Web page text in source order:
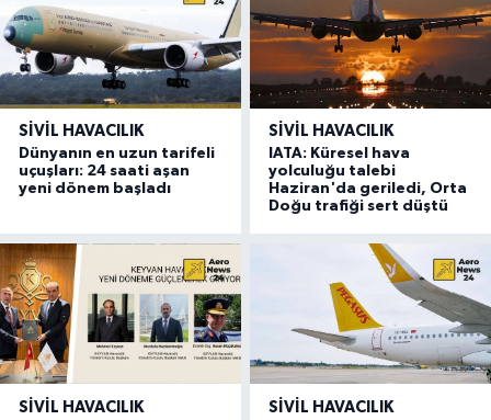
SIVIL HAVACILIK
Dünyanın en uzun tarifeli
uçuşları: 24 saati aşan
yeni dönem başladı
SIVIL HAVACILIK
IATA: Küresel hava
yolculuğu talebi
Haziran'da geriledi, Orta
Doğu trafiği sert düştü
SIVIL HAVACILIK SIVIL HAVACILIK